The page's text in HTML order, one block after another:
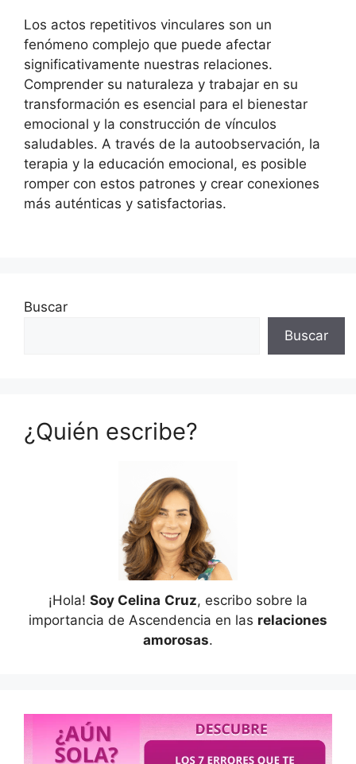
Los actos repetitivos vinculares son un
fenómeno complejo que puede afectar
significativamente nuestras relaciones.
Comprender su naturaleza y trabajar en su
transformación es esencial para el bienestar
emocional y la construcción de vínculos
saludables. A través de la autoobservación, la
terapia y la educación emocional, es posible
romper con estos patrones y crear conexiones
más auténticas y satisfactorias.
Buscar
Buscar
¿Quién escribe?
¡Hola! Soy Celina Cruz, escribo sobre la
importancia de Ascendencia en las relaciones
amorosas.